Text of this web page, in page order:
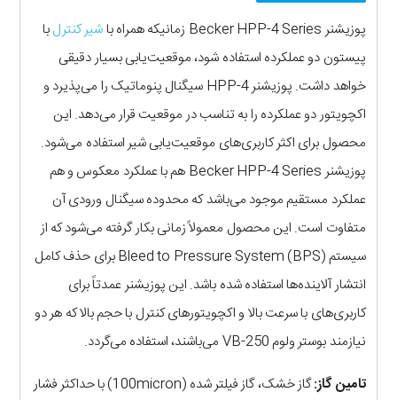
پوزیشنر Becker HPP-4 Series زمانیکه همراه با شیر کنترلبا
پیستون دو عملکرده استفاده شود، موقعیت‌یابی بسیار دقیقی
خواهد داشت. پوزیشنر HPP-4 سیگنال پنوماتیک را می‌پذیرد و
اکچویتور دو عملکرده را به تناسب در موقعیت قرار می‌دهد. این
محصول برای اکثر کاربری‌های موقعیت‌یابی شیر استفاده می‌شود.
پوزیشنر Becker HPP-4 Series هم با عملکرد معکوس و هم
عملکرد مستقیم موجود می‌باشد که محدوده سیگنال ورودی آن
متفاوت است. این محصول معمولاً زمانی بکار گرفته می‌شود که از
سیستم Bleed to Pressure System (BPS) برای حذف کامل
انتشار آلاینده‌ها استفاده شده باشد. این پوزیشنر عمدتاً برای
کاربری‌های با سرعت بالا و اکچویتورهای کنترل با حجم بالا که هر دو
نیازمند بوستر ولوم VB-250 می‌باشند، استفاده می‌گردد.
تامین گاز:
گاز خشک، گاز فیلتر شده (100micron) با حداکثر فشار